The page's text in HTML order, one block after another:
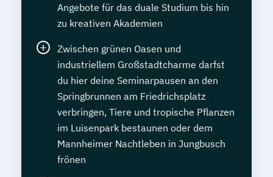
Angebote für das duale Studium bis hin
zu kreativen Akademien
Zwischen grünen Oasen und
industriellem Großstadtcharme darfst
du hier deine Seminarpausen an den
Springbrunnen am Friedrichsplatz
verbringen, Tiere und tropische Pflanzen
im Luisenpark bestaunen oder dem
Mannheimer Nachtleben in Jungbusch
frönen